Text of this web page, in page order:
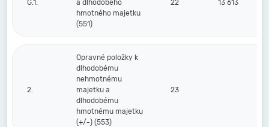
G.1.
a dlhodobého
hmotného majetku
(551)
22 13 613
2.
Opravné položky k
dlhodobému
nehmotnému
majetku a
dlhodobému
hmotnému majetku
(+/-) (553)
23